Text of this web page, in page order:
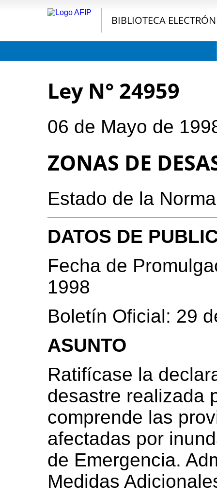
BIBLIOTECA
Ley N° 24959
06 de Mayo de
ZONAS DE
Estado de la
DATOS DE
Fecha de
1998
Boletín Oficial: 29
ASUNTO
Ratifícase la
desastre realizada
comprende las
afectadas por
de Emergencia.
Medidas